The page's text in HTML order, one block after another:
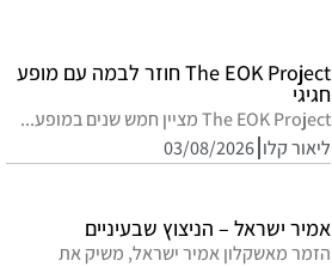
The EOK Project חוזר לבמה עם מופע
חגיגי
The EOK Project מציין חמש שנים במופע...
ליאור קלו 03/08/2026
אמיר ישראל – הניצוץ שבעיניים
הזמר מאשקלון אמיר ישראל, משיק את